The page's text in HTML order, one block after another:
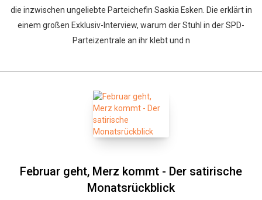
die inzwischen ungeliebte Parteichefin Saskia Esken. Die erklärt in
einem großen Exklusiv-Interview, warum der Stuhl in der SPD-
Parteizentrale an ihr klebt und n
Februar geht, Merz kommt - Der satirische
Monatsrückblick